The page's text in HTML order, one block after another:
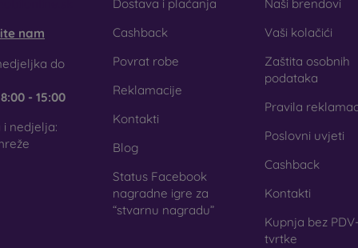
folije za mobitel
stakala, za zaštitu telefona možete koristiti izaštitne
razinu zaštite kao kaljeno staklo. Koriste se uglavnom
kaljenog stakla teža. Zahvaljujući svojoj maloj debljini,
U kombinaciji sa zaštitnom futrolom pružaju dovoljnu razinu
odlučite li se za foliju ili neku vrstu zaštitnog stakla,
FOON
pronaći ćete
nam
do
8:00 - 15:00
i nedjelja:
Dostava i plaćanja
Cashback
Povrat robe
Reklamacije
Kontakti
Blog
Status Facebook
nagradne igre za
“stvarnu nagradu”
Naši brendovi
Vaši kolačići
Zaštita osobnih
podataka
Pravila
Poslovni uvjeti
Cashback
Kontakti
Kupnja bez
tvrtke